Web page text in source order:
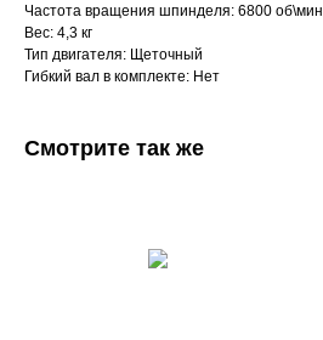
Частота вращения шпинделя: 6800 об\мин
Вес: 4,3 кг
Тип двигателя: Щеточный
Гибкий вал в комплекте: Нет
Смотрите так же